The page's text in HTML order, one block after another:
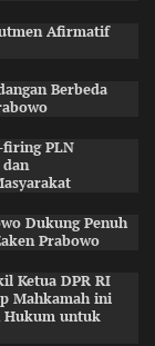
Afirmatif
Berbeda
firing PLN
Dukung Penuh
Prabowo
Ketua DPR RI
Mahkamah ini
Hukum untuk